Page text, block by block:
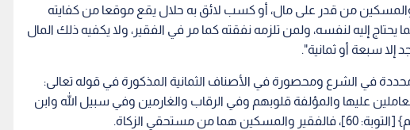
من قدر على مال، أو كسب لائق به حلال يقع موقعا من كفايته
إليه لنفسه، ولمن تلزمه نفقته كما مر في الفقير، ولا يكفيه ذلك المال
إلا سبعة أو ثمانية".
في الشرع ومحصورة في الأصناف الثمانية المذكورة في قوله تعالى:
عليها والمؤلفة قلوبهم وفي الرقاب والغارمين وفي سبيل الله وابن
من مستحقي الزكاة.